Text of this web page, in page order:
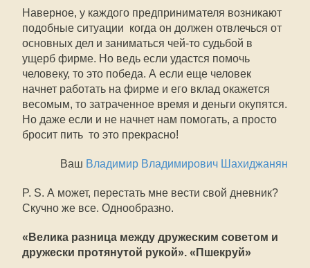
Наверное, у каждого предпринимателя возникают
подобные ситуации  когда он должен отвлечься от
основных дел и заниматься чей-то судьбой в
ущерб фирме. Но ведь если удастся помочь
человеку, то это победа. А если еще человек
начнет работать на фирме и его вклад окажется
весомым, то затраченное время и деньги окупятся.
Но даже если и не начнет нам помогать, а просто
бросит пить  то это прекрасно!
Ваш Владимир Владимирович Шахиджанян
P. S. А может, перестать мне вести свой дневник?
Скучно же все. Однообразно.
«Велика разница между дружеским советом и
дружески протянутой рукой». «Пшекруй»